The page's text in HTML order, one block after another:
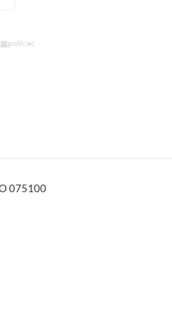
075100